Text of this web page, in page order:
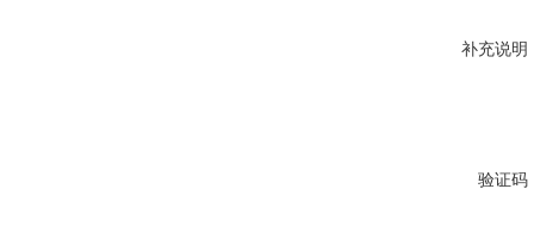
补充说明
验证码